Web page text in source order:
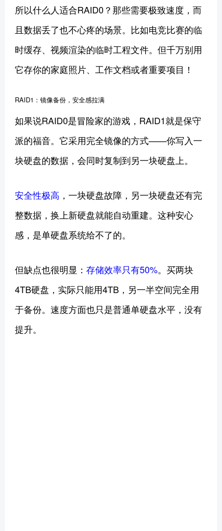
所以什么人适合RAID0？那些需要极致速度，而
且数据丢了也不心疼的场景。比如电竞比赛的临
时缓存、视频渲染的临时工程文件。但千万别用
它存你的家庭照片、工作文档或者重要项目！
RAID1：镜像备份，安全感拉满
如果说RAID0是冒险家的游戏，RAID1就是保守
派的福音。它采用完全镜像的方式——你写入一
块硬盘的数据，会同时复制到另一块硬盘上。
安全性极高 ，一块硬盘故障，另一块硬盘还有完
整数据，换上新硬盘就能自动重建。这种安心
感，是单硬盘系统给不了的。
但缺点也很明显： 存储效率只有50%。买两块
4TB硬盘，实际只能用4TB，另一半空间完全用
于备份。速度方面也只是普通单硬盘水平，没有
提升。